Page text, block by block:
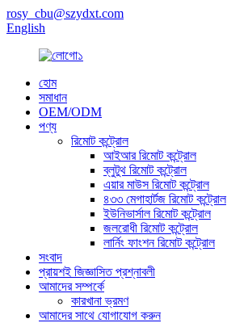
rosy_cbu@szydxt.com
English
হোম
সমাধান
OEM/ODM
পণ্য
রিমোট কন্ট্রোল
আইআর রিমোট কন্ট্রোল
ব্লুটুথ রিমোট কন্ট্রোল
এয়ার মাউস রিমোট কন্ট্রোল
৪৩৩ মেগাহার্টজ রিমোট কন্ট্রোল
ইউনিভার্সাল রিমোট কন্ট্রোল
জলরোধী রিমোট কন্ট্রোল
লার্নিং ফাংশন রিমোট কন্ট্রোল
সংবাদ
প্রায়শই জিজ্ঞাসিত প্রশ্নাবলী
আমাদের সম্পর্কে
কারখানা ভ্রমণ
আমাদের সাথে যোগাযোগ করুন